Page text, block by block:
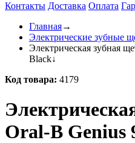
Контакты Доставка Оплата
Главная→
Электрические зубные
Электрическая зубная
Black↓
Код товара: 4179
Oral-B Genius